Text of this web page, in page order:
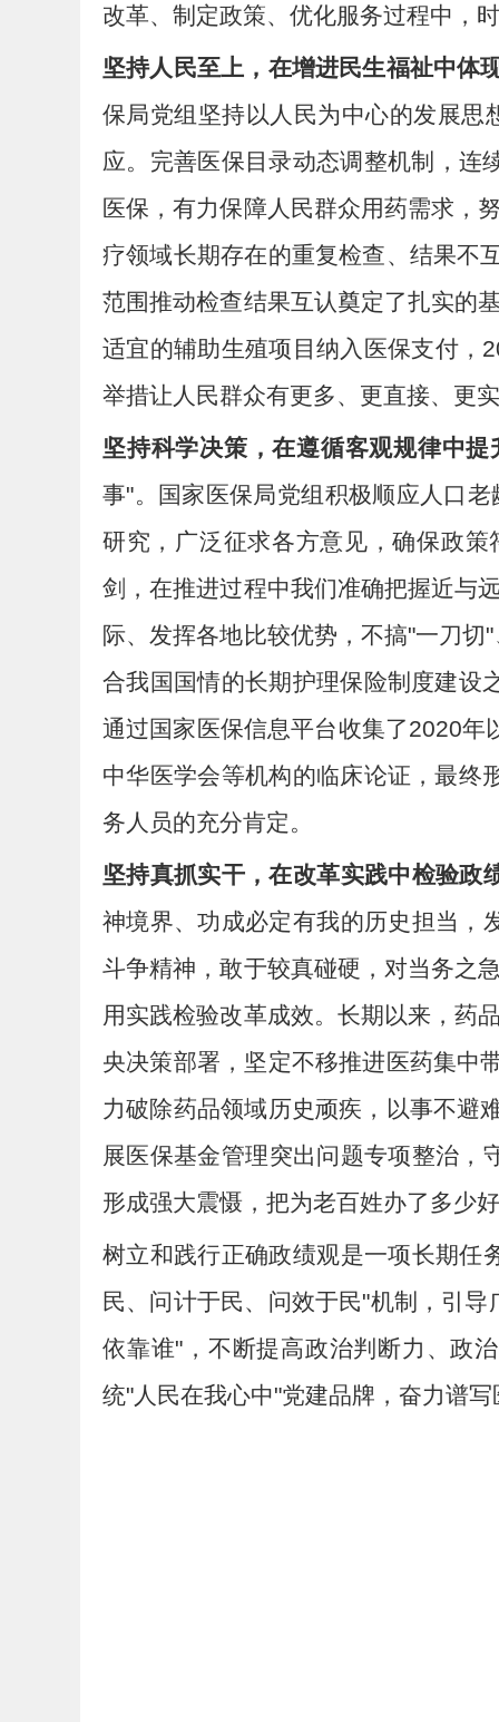
改革、制定政策、优化服务过程中，
坚持人民至上，在增进民生福祉中体
保局党组坚持以人民为中心的发展思
应。完善医保目录动态调整机制，连
医保，有力保障人民群众用药需求，
疗领域长期存在的重复检查、结果不
范围推动检查结果互认奠定了扎实的
适宜的辅助生殖项目纳入医保支付，
举措让人民群众有更多、更直接、更
坚持科学决策，在遵循客观规律中提
事"。国家医保局党组积极顺应人口
研究，广泛征求各方意见，确保政
剑，在推进过程中我们准确把握近与
际、发挥各地比较优势，不搞"一刀
合我国国情的长期护理保险制度建设
通过国家医保信息平台收集了2020年
中华医学会等机构的临床论证，最终
务人员的充分肯定。
坚持真抓实干，在改革实践中检验政
神境界、功成必定有我的历史担当，
斗争精神，敢于较真碰硬，对当务之
用实践检验改革成效。长期以来，药
央决策部署，坚定不移推进医药集中
力破除药品领域历史顽疾，以事不避
展医保基金管理突出问题专项整治，
形成强大震慑，把为老百姓办了多少
树立和践行正确政绩观是一项长期任
民、问计于民、问效于民"机制，引
依靠谁"，不断提高政治判断力、政
统"人民在我心中"党建品牌，奋力谱